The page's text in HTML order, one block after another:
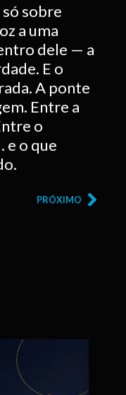
sobre
a uma
dele — a
E o
A ponte
Entre a
o
e o que
PRÓXIMO